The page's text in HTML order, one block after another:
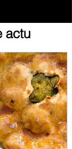
actu